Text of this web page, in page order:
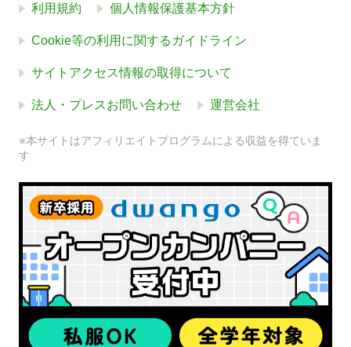
利用規約 個人情報保護基本方針
Cookie等の利用に関するガイドライン
サイトアクセス情報の取得について
法人・プレスお問い合わせ 運営会社
※本サイトはアフィリエイトプログラムによる収益を得ていま
す